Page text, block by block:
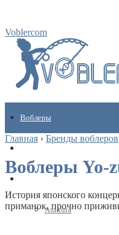
Voblercom
Воблеры
Asakura
Главная › Бренды воблеров
Воблеры
История японского
приманок, прочно